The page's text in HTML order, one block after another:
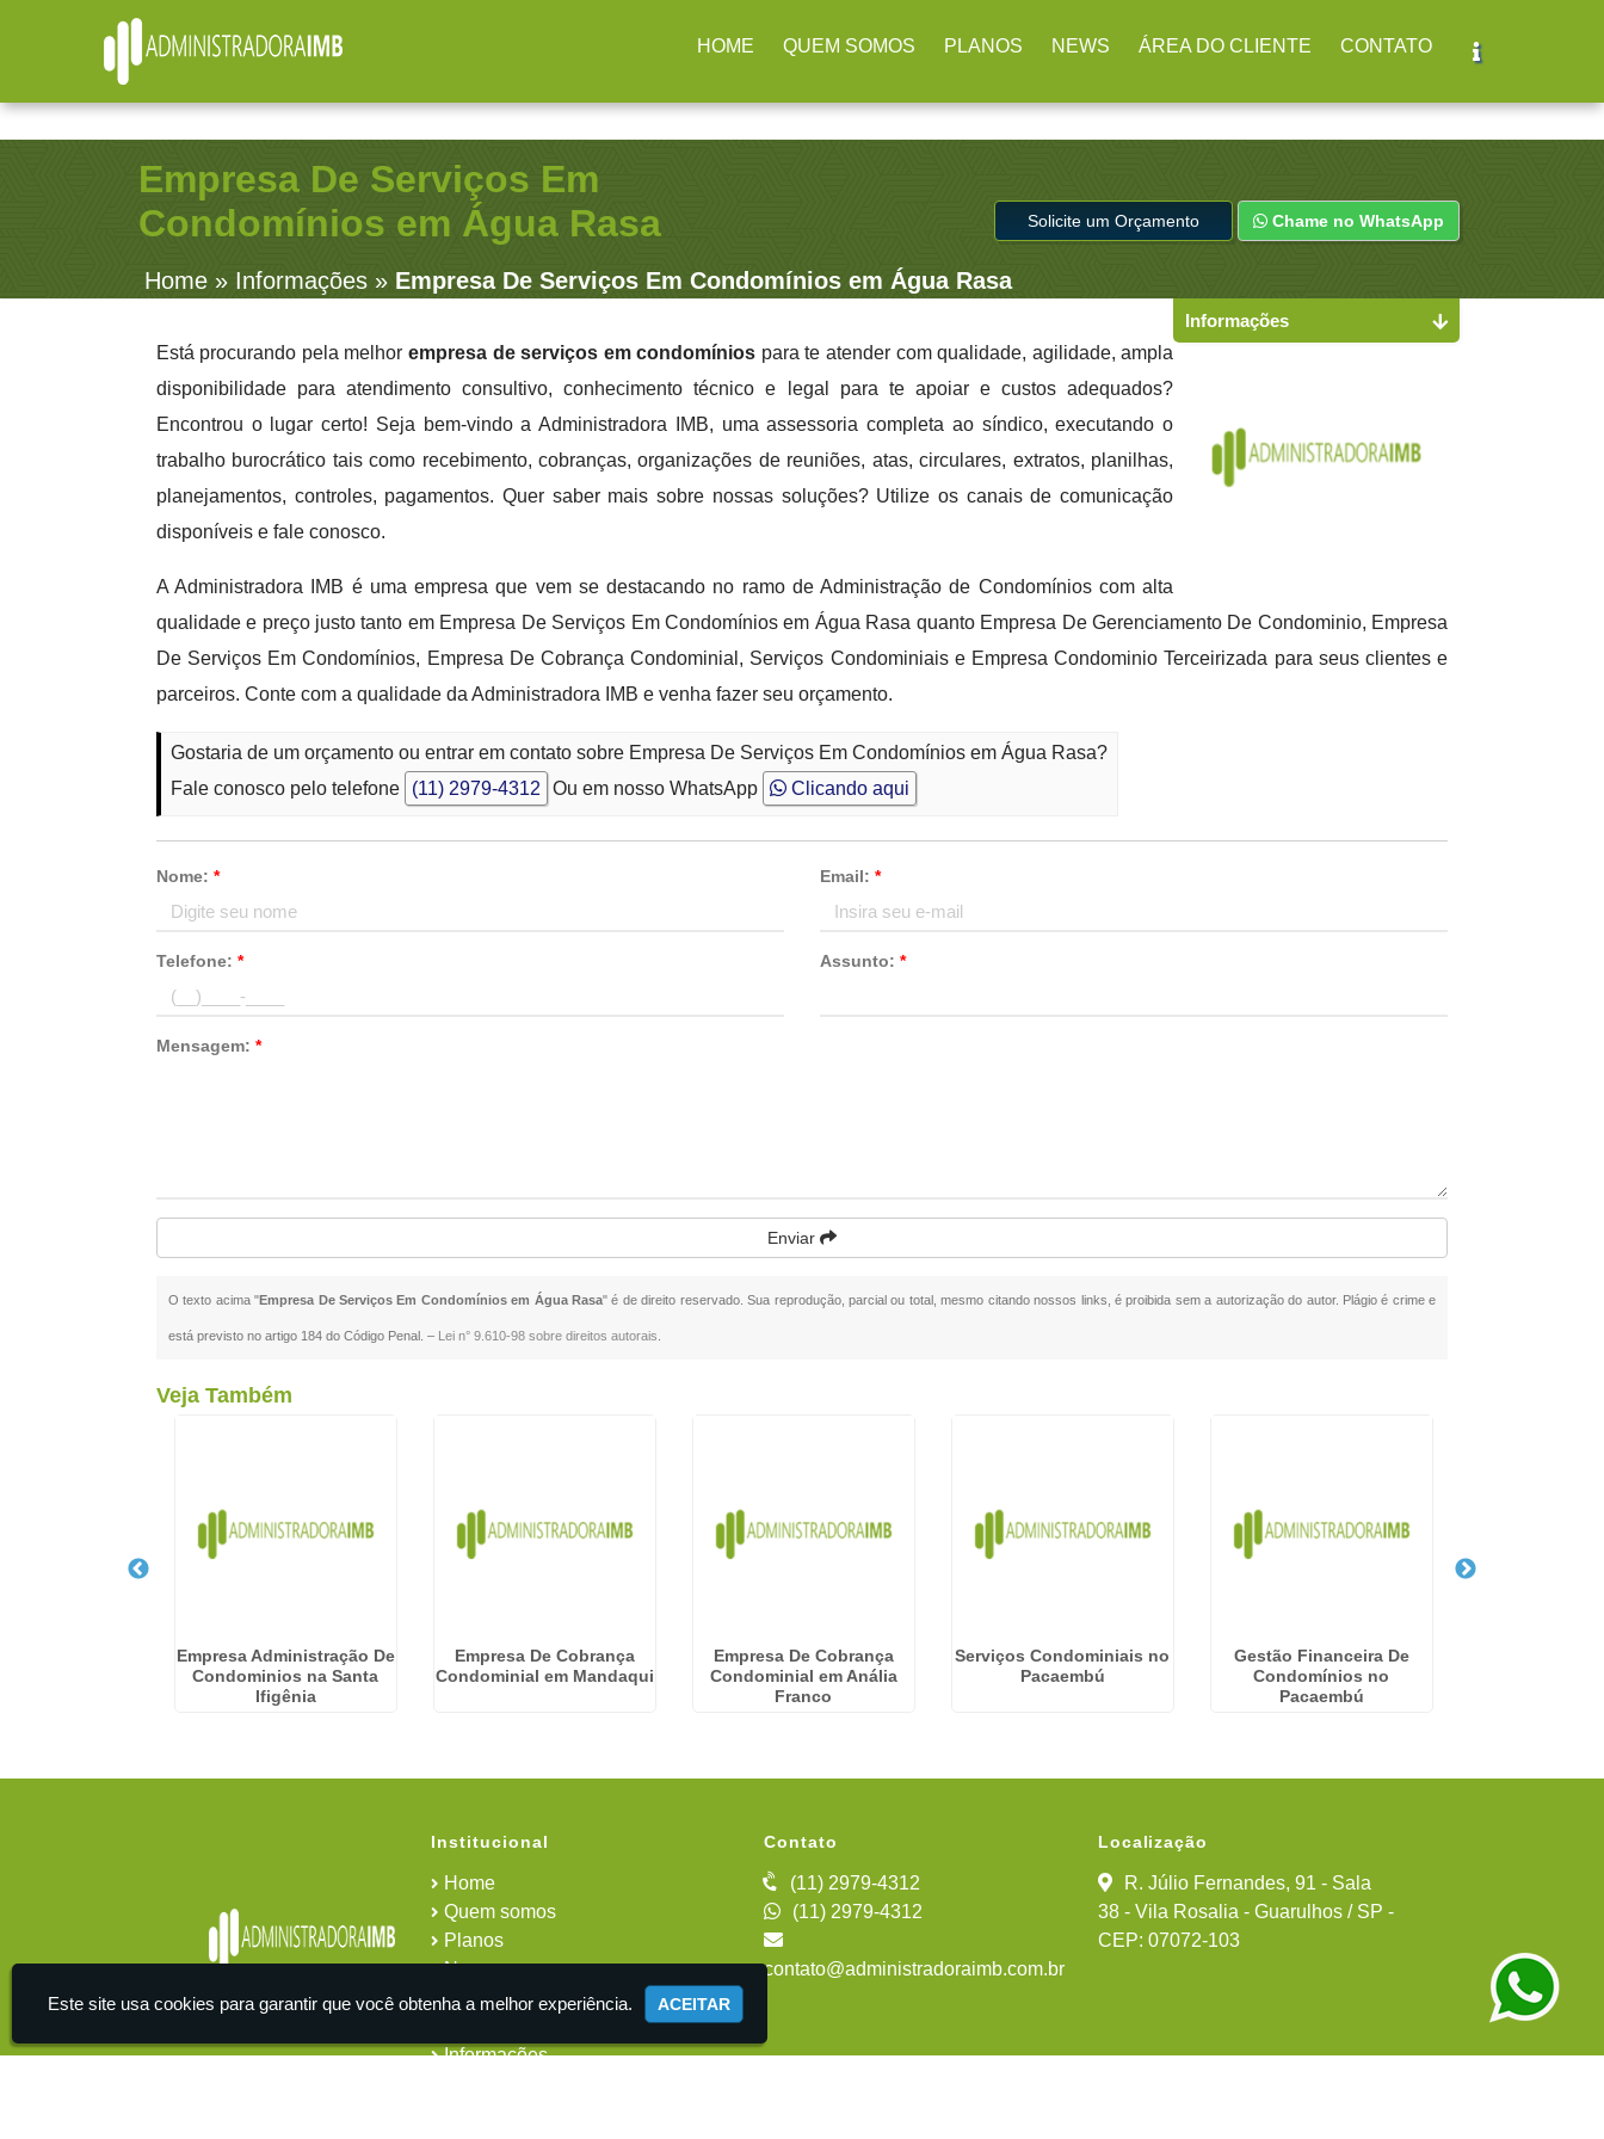
R. Júlio Fernandes, 91 - Sala 38 - Vila Rosalia - Guarulhos / SP
(11) 2979-4312
contato@administradoraimb.com.br
(11) 2979-4312
QUEM SOMOS
Empresa De Serviços Em
Condomínios em Água Rasa
Home» Informações » Empresa De Serviços Em Condomínios em Água Rasa
Solicite um Orçamento Chame no WhatsApp
Está procurando pela melhorempresa de serviços em condomínios para te atender com qualidade, agilidade, ampla
disponibilidade para atendimento consultivo, conhecimento técnico e legal para te apoiar e custos adequados?
Encontrou o lugar certo! Seja bem-vindo a Administradora IMB, uma assessoria completa ao síndico, executando o
trabalho burocrático tais como recebimento, cobranças, organizações de reuniões, atas, circulares, extratos, planilhas,
planejamentos, controles, pagamentos. Quer saber mais sobre nossas soluções? Utilize os canais de comunicação
disponíveis e fale conosco.
A Administradora IMB é uma empresa que vem se destacando no ramo de Administração de Condomínios com alta
qualidade e preço justo tanto em Empresa De Serviços Em Condomínios em Água Rasa quanto Empresa De Gerenciamento De Condominio, Empresa
De Serviços Em Condomínios, Empresa De Cobrança Condominial, Serviços Condominiais e Empresa Condominio Terceirizada para seus clientes e
parceiros. Conte com a qualidade da Administradora IMB e venha fazer seu orçamento.
Gostaria de um orçamento ou entrar em contato sobre Empresa De Serviços Em Condomínios em Água Rasa?
Fale conosco pelo telefone
(11) 2979-4312 Ou em nosso WhatsApp Clicando aqui
Nome: * Email: *
Telefone: * Assunto: *
Mensagem: *
Enviar
O texto acima "Empresa De Serviços Em Condomínios em Água Rasa" é de direito reservado. Sua reprodução, parcial ou total, mesmo citando nossos links, é proibida sem a autorização do autor. Plágio é crime e
está previsto no artigo 184 do Código Penal. – Lei n° 9.610-98 sobre direitos autorais
Informações
Veja Também
Empresa Administração De
Condominios na Santa
Ifigênia
Empresa De Cobrança
Condominial em Mandaqui
Empresa De Cobrança
Condominial em Anália
Franco
Serviços Condominiais no
Pacaembú
Gestão Financeira De
Condomínios no
Pacaembú
Institucional
Home
Quem somos
Planos
News
Área do cliente
Informações
Contato
(11) 2979-4312
(11) 2979-4312
contato@administradoraimb.com.br
Localização
R. Júlio Fernandes, 91 - Sala
38 - Vila Rosalia - Guarulhos / SP -
CEP: 07072-103
Este site usa cookies para garantir que você obtenha a melhor experiência. ACEITAR